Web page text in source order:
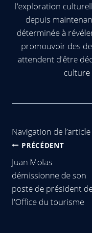
l'exploration
depuis
déterminée à
promouvoir des
attendent d'être
culture
Navigation de l’article
PRÉCÉDENT
Juan Molas
démissionne de son
poste de président
l'Office du tourisme